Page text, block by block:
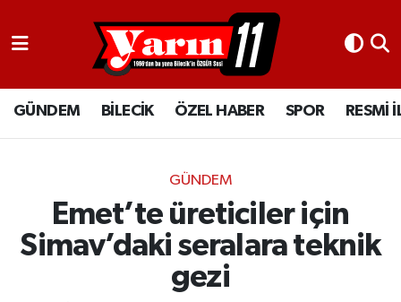
GÜNDEM BİLECİK ÖZEL HABER SPOR RESMİ
GÜNDEM
Emet’te üreticiler için
Simav’daki seralara teknik
gezi
GÜNDEM
BİLECİK
SPOR
RESMİ İLANLAR
Bilecik Nöbetçi Eczaneler
Bilecik Hava Durumu
Bilecik Trafik Yoğunluk Haritası
Süper Lig Puan Durumu ve Fikstür